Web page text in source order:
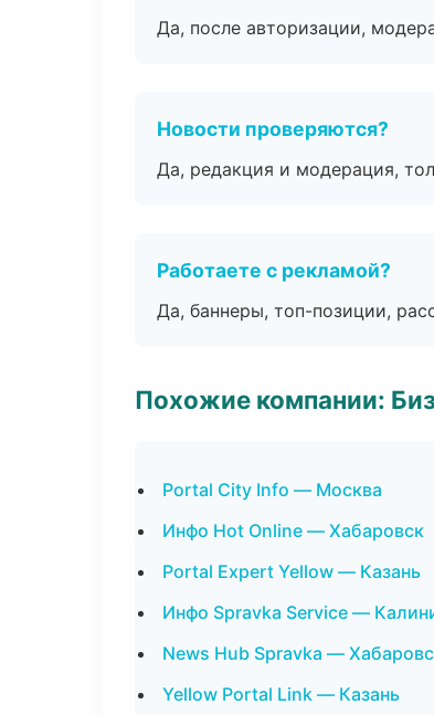
Да, после авторизации,
Новости проверяются?
Да, редакция и модерация,
Работаете с рекламой?
Да, баннеры, топ-позиции,
Похожие компании:
Portal City Info — Москва
Инфо Hot Online — Хабаровск
Portal Expert Yellow — Казань
Инфо Spravka Service —
News Hub Spravka —
Yellow Portal Link — Казань